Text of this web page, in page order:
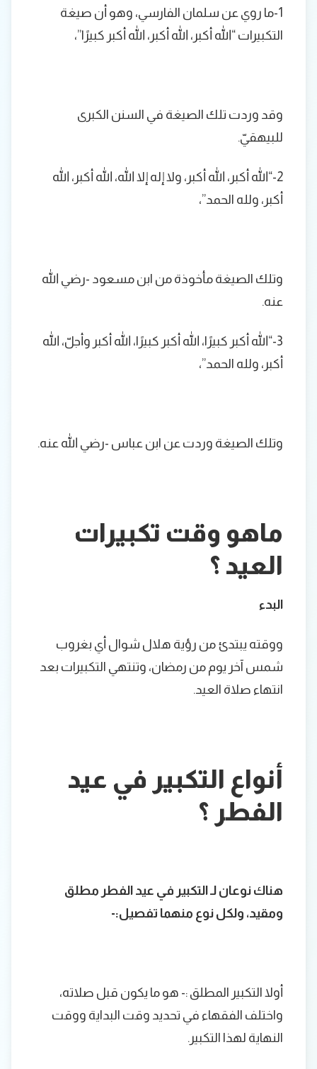
1-ما روي عن سلمان الفارسي، وهو أن صيغة
التكبيرات “الله أكبر، الله أكبر، الله أكبر كبيرًا”،
وقد وردت تلك الصيغة في السنن الكبرى
للبيهقيّ.
2-“الله أكبر، الله أكبر، ولا إله إلا الله، الله أكبر، الله
أكبر، ولله الحمد”،
وتلك الصيغة مأخوذة من ابن مسعود -رضي الله
عنه.
3-“الله أكبر كبيرًا، الله أكبر كبيرًا، الله أكبر وأجلّ، الله
أكبر، ولله الحمد”،
وتلك الصيغة وردت عن ابن عباس -رضي الله عنه.
ماهو وقت تكبيرات
العيد ؟
البدء
ووقته يبتدئ من رؤية هلال شوال أي بغروب
شمس آخر يوم من رمضان، وتنتهي التكبيرات بعد
انتهاء صلاة العيد.
أنواع التكبير في عيد
الفطر ؟
هناك نوعان لـ التكبير في عيد الفطر مطلق
ومقيد، ولكل نوع منهما تفصيل:-
أولا التكبير المطلق :- هو ما يكون قبل صلاته،
واختلف الفقهاء في تحديد وقت البداية ووقت
النهاية لهذا التكبير.